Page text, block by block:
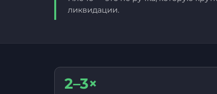
ликвидации.
2–3×